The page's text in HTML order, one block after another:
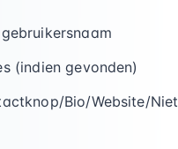
(indien gevonden)
Bio/Website/Niet